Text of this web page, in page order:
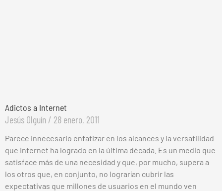
Adictos a Internet
Jesús Olguín 28 enero, 2011
Parece innecesario enfatizar en los alcances y la versatilidad
que Internet ha logrado en la última década. Es un medio que
satisface más de una necesidad y que, por mucho, supera a
los otros que, en conjunto, no lograrían cubrir las
expectativas que millones de usuarios en el mundo ven